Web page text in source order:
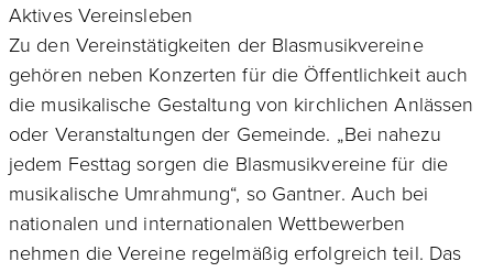
Aktives Vereinsleben
Zu den Vereinstätigkeiten der Blasmusikvereine
gehören neben Konzerten für die Öffentlichkeit auch
die musikalische Gestaltung von kirchlichen Anlässen
oder Veranstaltungen der Gemeinde. „Bei nahezu
jedem Festtag sorgen die Blasmusikvereine für die
musikalische Umrahmung“, so Gantner. Auch bei
nationalen und internationalen Wettbewerben
nehmen die Vereine regelmäßig erfolgreich teil. Das